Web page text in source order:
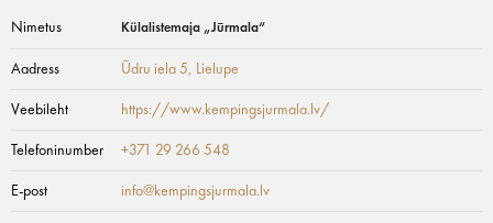
Nimetus Külalistemaja „Jūrmala“
Aadress Ūdru iela 5, Lielupe
Veebileht https://www.kempingsjurmala.lv/
Telefoninumber +371 29 266 548
E-post info@kempingsjurmala.lv